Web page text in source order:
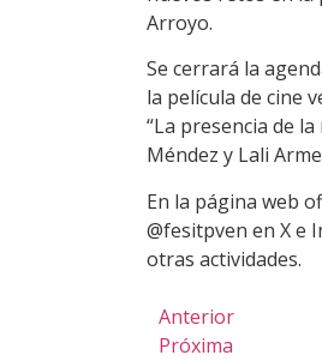
Arroyo.
Se cerrará la
la película de cine
“La presencia de
Méndez y Lali
En la página web
@fesitpven en X e
otras actividades.
Anterior
Próxima